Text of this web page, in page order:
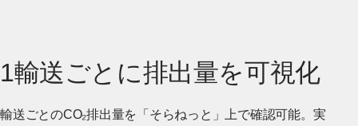
1輸送ごとに排出量を可視化
輸送ごとのCO₂排出量を「そらねっと」上で確認可能。実